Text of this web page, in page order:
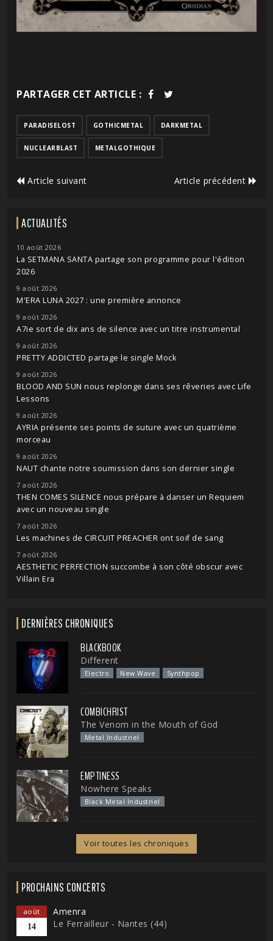
PARTAGER CET ARTICLE :
PARADISELOST GOTHICMETAL DARKMETAL
NUCLEARBLAST METALGOTHIQUE
Article suivant Article précédent
ACTUALITÉS
10 août 2026
La SETMANA SANTA partage son programme pour l'édition
2026
9 août 2026
M'ERA LUNA 2027 : une première annonce
9 août 2026
A7ie sort de dix ans de silence avec un titre instrumental
9 août 2026
PRETTY ADDICTED partage le single Mock
9 août 2026
BLOOD AND SUN nous replonge dans ses rêveries avec Life
Lessons
9 août 2026
AYRIA présente ses points de suture avec un quatrième
morceau
9 août 2026
NAUT chante notre soumission dans son dernier single
7 août 2026
THEN COMES SILENCE nous prépare à danser un Requiem
avec un nouveau single
7 août 2026
Les machines de CIRCUIT PREACHER ont soif de sang
7 août 2026
AESTHETIC PERFECTION succombe à son côté obscur avec
Villain Era
DERNIÈRES CHRONIQUES
BLACKBOOK
Different
Electro New Wave Synthpop
COMBICHRIST
The Venom in the Mouth of God
Metal Industriel
EMPTINESS
Nowhere Speaks
Black Metal Industriel
Voir toutes les chroniques
PROCHAINS CONCERTS
août
14
Amenra
Le Ferrailleur - Nantes (44)